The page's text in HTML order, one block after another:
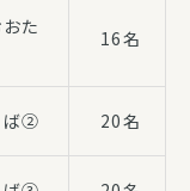
た
16名
ば② 20名